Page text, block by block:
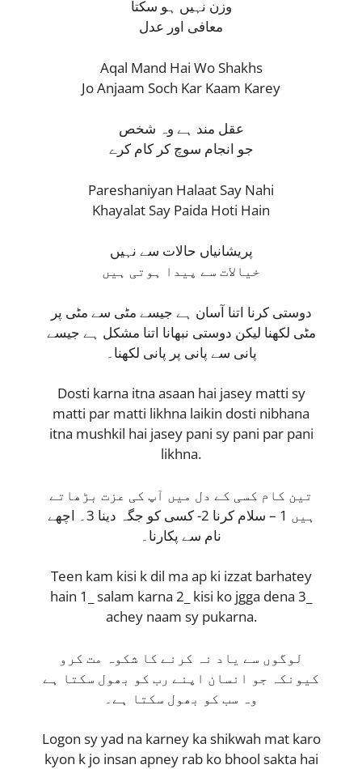
وزن نہیں ہو سکتا
معافی اور عدل
Aqal Mand Hai Wo Shakhs
Jo Anjaam Soch Kar Kaam Karey
عقل مند ہے وہ شخص
جو انجام سوچ کر کام کرے
Pareshaniyan Halaat Say Nahi
Khayalat Say Paida Hoti Hain
پریشانیاں حالات سے نہیں
خیالات سے پیدا ہوتی ہیں
دوستی کرنا اتنا آسان ہے جیسے مٹی سے مٹی پر
مٹی لکھنا لیکن دوستی نبھانا اتنا مشکل ہے جیسے
پانی سے پانی پر پانی لکھنا۔
Dosti karna itna asaan hai jasey matti sy
matti par matti likhna laikin dosti nibhana
itna mushkil hai jasey pani sy pani par pani
likhna.
تین کام کسی کے دل میں آپ کی عزت بڑھاتے
ہیں 1 – سلام کرنا 2- کسی کو جگہ دینا 3۔ اچھے
نام سے پکارنا۔
Teen kam kisi k dil ma ap ki izzat barhatey
hain 1_ salam karna 2_ kisi ko jgga dena 3_
achey naam sy pukarna.
لوگوں سے یاد نہ کرنے کا شکوہ مت کرو
کیونکہ جو انسان اپنے رب کو بھول سکتا ہے
وہ سب کو بھول سکتا ہے۔
Logon sy yad na karney ka shikwah mat karo
kyon k jo insan apney rab ko bhool sakta hai